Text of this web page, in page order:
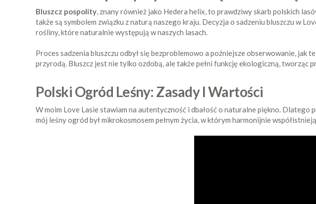
Bluszcz pospolity, znany również jako Hedera helix, to prawdziwy skarb polskich
także są symbolem związku z naturą naszego kraju. Decyzja o sadzeniu bluszczu w
rośliny, które naturalnie występują w naszych lasach.
Proces sadzenia bluszczu odbył się bezproblemowo a poźniejsze obserwowanie, jak
przyrodą. Bluszcz jest nie tylko ozdobą, ale także pełni funkcję ekologiczną,
Polski Ogród Leśny: Zasady I Wartości
W moim Love Lasie stawiam na autentyczność i dbałość o naturalne piękno. Dlatego
mój leśny ogród był mikrokosmosem pełnym życia, w którym harmonijnie